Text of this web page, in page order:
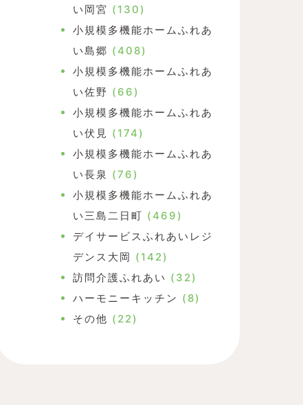
い岡宮 (130)
小規模多機能ホームふれあ
い島郷 (408)
小規模多機能ホームふれあ
い佐野 (66)
小規模多機能ホームふれあ
い伏見 (174)
小規模多機能ホームふれあ
い長泉 (76)
小規模多機能ホームふれあ
い三島二日町 (469)
デイサービスふれあいレジ
デンス大岡 (142)
訪問介護ふれあい (32)
ハーモニーキッチン (8)
その他 (22)